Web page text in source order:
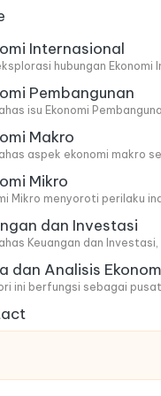
Internasional
hubungan
Pembangunan
isu Ekonomi
Makro
aspek ekonomi makro
Mikro
Mikro menyoroti perilaku
dan Investasi
Keuangan dan
dan Analisis
ini berfungsi sebagai